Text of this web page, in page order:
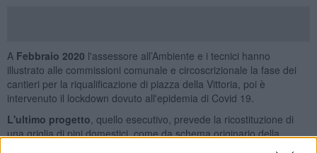
A Febbraio 2020 l'assessore all’Ambiente e i tecnici hanno
illustrato alle commissioni comunale e circoscrizionale la fase dei
cantieri per la riqualificazione di piazza della Vittoria, poi è
intervenuto il lockdown dovuto all'epidemia di Covid 19.
L'ultimo progetto , quello esecutivo, prevede la ricostituzione di
una griglia di pini domestici, come da schema originario della